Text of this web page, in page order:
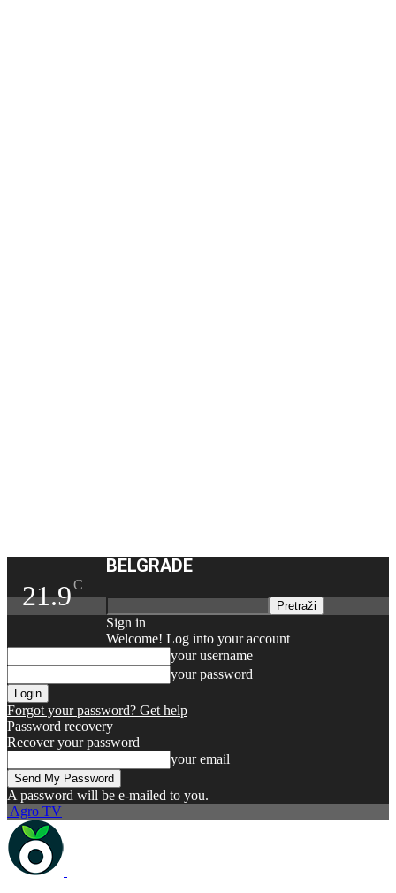
21.9C
BELGRADE
Sign in
Welcome! Log into your account
your username
your password
Forgot your password? Get help
Password recovery
Recover your password
your email
A password will be e-mailed to you.
Agro TV